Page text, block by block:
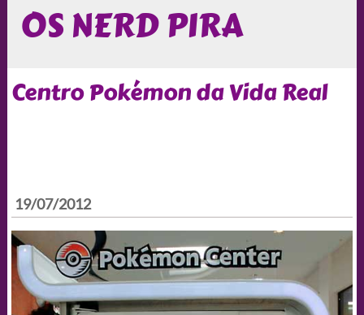
OS NERD PIRA
Centro Pokémon da Vida Real
19/07/2012